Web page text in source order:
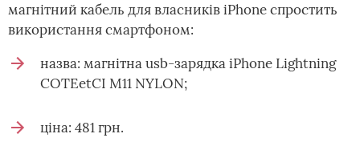
магнітний кабель для власників iPhone спростить
використання смартфоном:
назва: магнітна usb-зарядка iPhone Lightning
COTEetCI M11 NYLON;
ціна: 481 грн.